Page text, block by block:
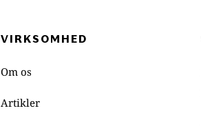
VIRKSOMHED
Om os
Artikler